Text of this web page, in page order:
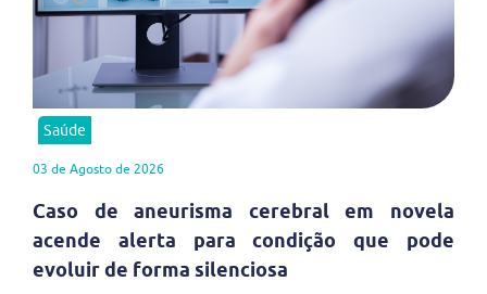
Saúde
03 de Agosto de 2026
Caso de aneurisma cerebral em novela
acende alerta para condição que pode
evoluir de forma silenciosa